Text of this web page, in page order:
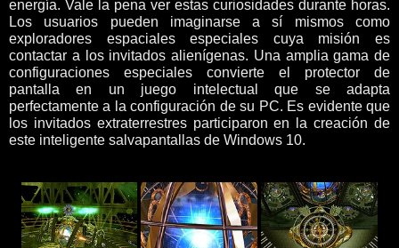
energía. Vale la pena ver estas curiosidades durante horas.
Los usuarios pueden imaginarse a sí mismos como
exploradores espaciales especiales cuya misión es
contactar a los invitados alienígenas. Una amplia gama de
configuraciones especiales convierte el protector de
pantalla en un juego intelectual que se adapta
perfectamente a la configuración de su PC. Es evidente que
los invitados extraterrestres participaron en la creación de
este inteligente salvapantallas de Windows 10.